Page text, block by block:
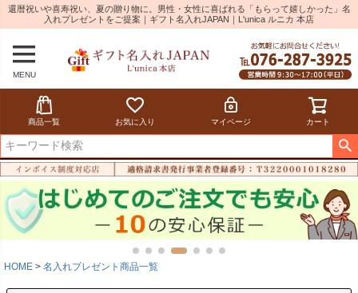
還暦祝いや喜寿祝い、夏の贈り物に。男性・女性に喜ばれる「もらって嬉しかった」名
入れプレゼントをご提案｜ギフト名入れJAPAN｜L'unica ルニカ 本店
MENU
商品一覧 お気に入り マイページ カート
HOME 名入れプレゼント商品一覧